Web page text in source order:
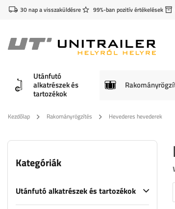
30 nap a visszaküldésre 99%-ban pozitív értékelések
Utánfutó
alkatrészek és
tartozékok
Kezdőlap Rakományrögzítés Hevederes hevederek
Kategóriák
Utánfutó alkatrészek és tartozékok